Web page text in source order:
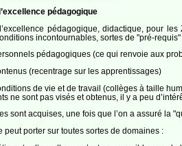
pédagogique
pédagogique, didactique, pour
incontournables, sortes de "pré-
pédagogiques (ce qui renvoie aux
(recentrage sur les apprentissages)
de vie et de travail (collèges à taille
ne sont pas visés et obtenus, il y a peu
sont acquises, une fois que l’on a assuré la
peut porter sur toutes sortes de domaines :